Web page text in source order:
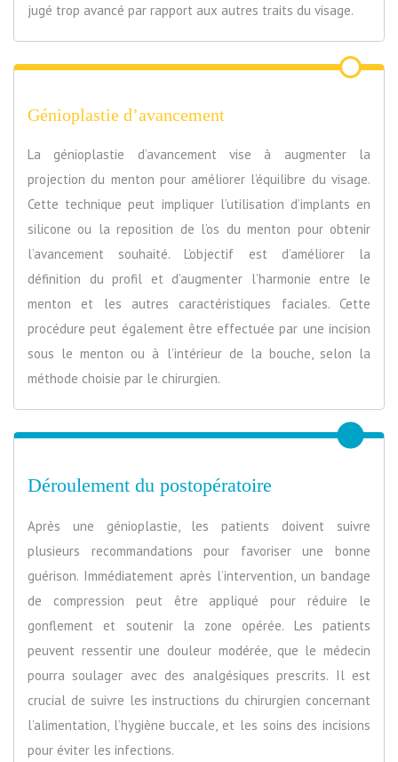
jugé trop avancé par rapport aux autres traits du visage.
Génioplastie d’avancement
La génioplastie d’avancement vise à augmenter la
projection du menton pour améliorer l’équilibre du visage.
Cette technique peut impliquer l’utilisation d’implants en
silicone ou la reposition de l’os du menton pour obtenir
l’avancement souhaité. L’objectif est d’améliorer la
définition du profil et d’augmenter l’harmonie entre le
menton et les autres caractéristiques faciales. Cette
procédure peut également être effectuée par une incision
sous le menton ou à l’intérieur de la bouche, selon la
méthode choisie par le chirurgien.
Déroulement du postopératoire
Après une génioplastie, les patients doivent suivre
plusieurs recommandations pour favoriser une bonne
guérison. Immédiatement après l’intervention, un bandage
de compression peut être appliqué pour réduire le
gonflement et soutenir la zone opérée. Les patients
peuvent ressentir une douleur modérée, que le médecin
pourra soulager avec des analgésiques prescrits. Il est
crucial de suivre les instructions du chirurgien concernant
l’alimentation, l’hygiène buccale, et les soins des incisions
pour éviter les infections.